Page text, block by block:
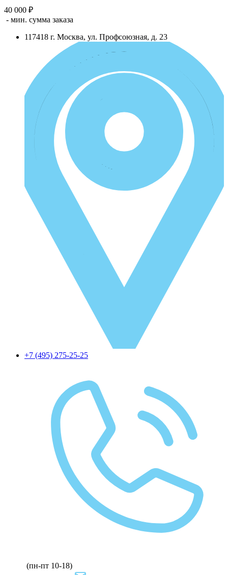
40 000 ₽
- мин. сумма заказа
117418 г. Москва, ул. Профсоюзная, д. 23
+7 (495) 275-25-25
(пн-пт 10-18)